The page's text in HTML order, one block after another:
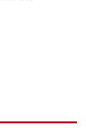
IWS